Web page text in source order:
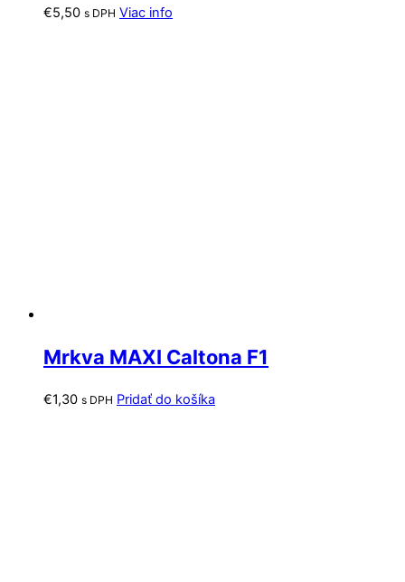
€5,50 s DPH Viac info
Mrkva MAXI Caltona F1
€1,30 s DPH Pridať do košíka